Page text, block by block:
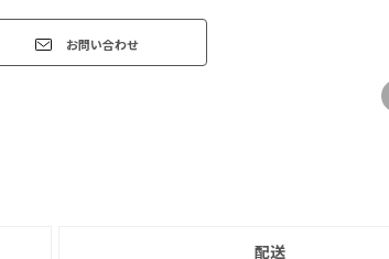
お問い合わせ
配送